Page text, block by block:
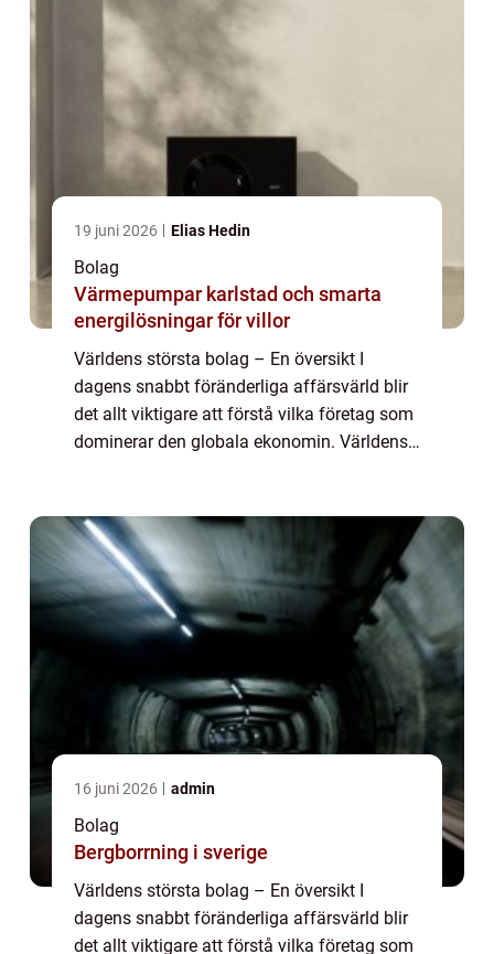
19 juni 2026 Elias Hedin
Bolag
Värmepumpar karlstad och smarta
energilösningar för villor
Världens största bolag – En översikt I
dagens snabbt föränderliga affärsvärld blir
det allt viktigare att förstå vilka företag som
dominerar den globala ekonomin. Världens
16 juni 2026 admin
Bolag
Bergborrning i sverige
Världens största bolag – En översikt I
dagens snabbt föränderliga affärsvärld blir
det allt viktigare att förstå vilka företag som